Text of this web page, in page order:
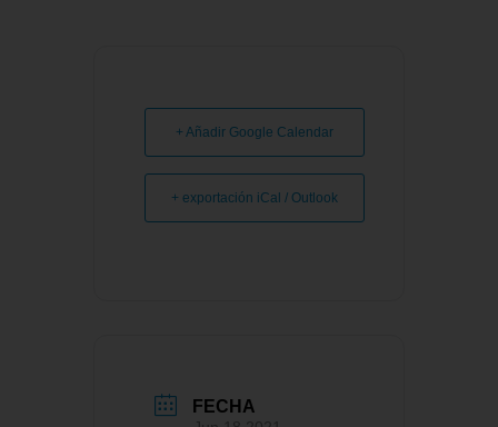
+ Añadir Google Calendar
+ exportación iCal / Outlook
FECHA